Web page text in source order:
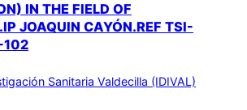
IN THE FIELD OF
JOAQUIN CAYÓN.REF TSI-
102
Sanitaria Valdecilla (IDIVAL)